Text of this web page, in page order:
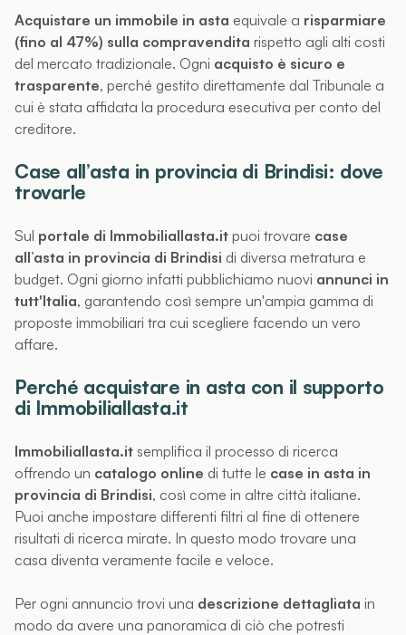
Acquistare un immobile in asta equivale a risparmiare
(fino al 47%) sulla compravendita rispetto agli alti costi
del mercato tradizionale. Ogni acquisto è sicuro e
trasparente, perché gestito direttamente dal Tribunale a
cui è stata affidata la procedura esecutiva per conto del
creditore.
Case all’asta in provincia di Brindisi: dove
trovarle
Sul portale di Immobiliallasta.it puoi trovare case
all’asta in provincia di Brindisi di diversa metratura e
budget. Ogni giorno infatti pubblichiamo nuovi annunci in
tutt'Italia, garantendo così sempre un'ampia gamma di
proposte immobiliari tra cui scegliere facendo un vero
affare.
Perché acquistare in asta con il supporto
di Immobiliallasta.it
Immobiliallasta.it semplifica il processo di ricerca
offrendo un catalogo online di tutte le case in asta in
provincia di Brindisi, così come in altre città italiane.
Puoi anche impostare differenti filtri al fine di ottenere
risultati di ricerca mirate. In questo modo trovare una
casa diventa veramente facile e veloce.
Per ogni annuncio trovi una descrizione dettagliata in
modo da avere una panoramica di ciò che potresti